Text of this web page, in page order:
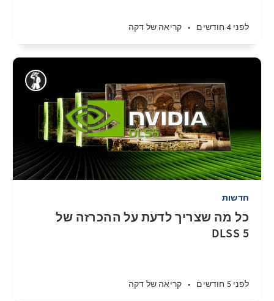
לפני 4 חודשים • קריאה של דקה
חדשות
כל מה שצריך לדעת על ההכרזה של
DLSS 5
לפני 5 חודשים • קריאה של דקה